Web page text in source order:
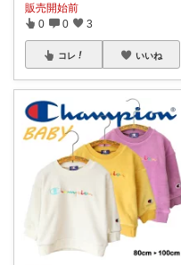
販売開始前
0 0 3
コレ いいね